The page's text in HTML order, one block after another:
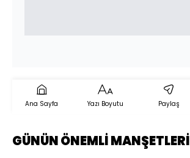
Ana Sayfa Yazı Boyutu Paylaş
GÜNÜN ÖNEMLİ MANŞETLERİ